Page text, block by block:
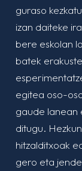
guraso
izan daiteke
bere eskolan
batek
egitea oso-
gaude lanean
ditugu.
hitzalditxoak
gero eta